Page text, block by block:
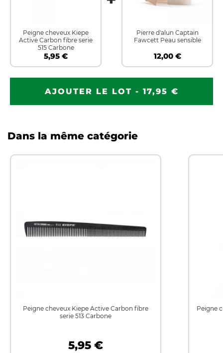
Peigne cheveux Kiepe
Active Carbon fibre serie
515 Carbone
5,95 €
Pierre d'alun Captain
Fawcett Peau sensible
12,00 €
AJOUTER LE LOT - 17,95 €
Dans la même catégorie
Peigne cheveux Kiepe Active Carbon fibre
serie 513 Carbone
5,95 €
Peigne